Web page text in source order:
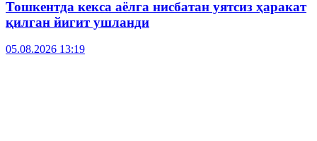
Тошкентда кекса аёлга нисбатан уятсиз ҳаракат
қилган йигит ушланди
05.08.2026 13:19